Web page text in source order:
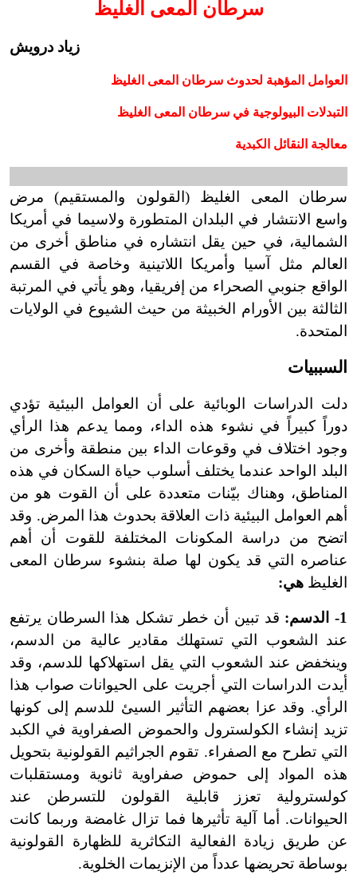
سرطان المعى الغليظ
زياد درويش
العوامل المؤهبة لحدوث سرطان المعى الغليظ
التبدلات البيولوجية في سرطان المعى الغليظ
معالجة النقائل الكبدية
سرطان المعى الغليظ (القولون والمستقيم) مرض
واسع الانتشار في البلدان المتطورة ولاسيما في أمريكا
الشمالية، في حين يقل انتشاره في مناطق أخرى من
العالم مثل آسيا وأمريكا اللاتينية وخاصة في القسم
الواقع جنوبي الصحراء من إفريقيا، وهو يأتي في المرتبة
الثالثة بين الأورام الخبيثة من حيث الشيوع في الولايات
المتحدة.
السببيات
دلت الدراسات الوبائية على أن العوامل البيئية تؤدي
دوراً كبيراً في نشوء هذه الداء، ومما يدعم هذا الرأي
وجود اختلاف في وقوعات الداء بين منطقة وأخرى من
البلد الواحد عندما يختلف أسلوب حياة السكان في هذه
المناطق، وهناك بيّنات متعددة على أن القوت هو من
أهم العوامل البيئية ذات العلاقة بحدوث هذا المرض. وقد
اتضح من دراسة المكونات المختلفة للقوت أن أهم
عناصره التي قد يكون لها صلة بنشوء سرطان المعى
الغليظ هي:
1- الدسم:
قد تبين أن خطر تشكل هذا السرطان يرتفع
عند الشعوب التي تستهلك مقادير عالية من الدسم،
وينخفض عند الشعوب التي يقل استهلاكها للدسم، وقد
أيدت الدراسات التي أجريت على الحيوانات صواب هذا
الرأي. وقد عزا بعضهم التأثير السيئ للدسم إلى كونها
تزيد إنشاء الكولسترول والحموض الصفراوية في الكبد
التي تطرح مع الصفراء. تقوم الجراثيم القولونية بتحويل
هذه المواد إلى حموض صفراوية ثانوية ومستقلبات
كولسترولية تعزز قابلية القولون للتسرطن عند
الحيوانات. أما آلية تأثيرها فما تزال غامضة وربما كانت
عن طريق زيادة الفعالية التكاثرية للظهارة القولونية
بوساطة تحريضها عدداً من الإنزيمات الخلوية.